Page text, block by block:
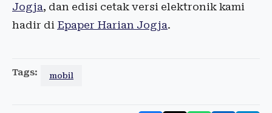
Jogja, dan edisi cetak versi elektronik kami
hadir di Epaper Harian Jogja.
Tags: mobil